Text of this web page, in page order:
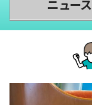
ニュース